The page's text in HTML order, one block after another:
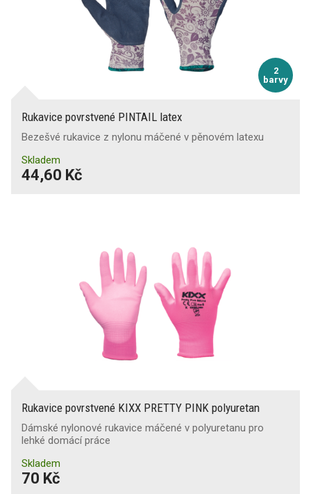
2
barvy
Rukavice povrstvené PINTAIL latex
Bezešvé rukavice z nylonu máčené v pěnovém latexu
Skladem
44,60 Kč
Rukavice povrstvené KIXX PRETTY PINK polyuretan
Dámské nylonové rukavice máčené v polyuretanu pro
lehké domácí práce
Skladem
70 Kč